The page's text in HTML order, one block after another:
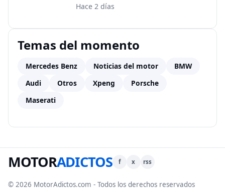
Hace 2 días
Temas del momento
Mercedes Benz Noticias del motor
BMW
Audi
Otros Xpeng
Porsche
Maserati
MOTORADICTOS f x rss
© 2026 MotorAdictos.com - Todos los derechos reservados